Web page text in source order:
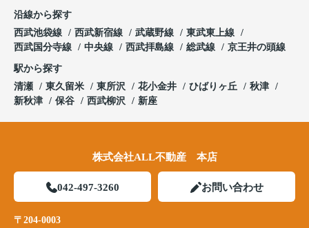
沿線から探す
西武池袋線
西武新宿線 武蔵野線
東武東上線
西武国分寺線
中央線 西武拝島線 総武線 京王井の頭線
駅から探す
清瀬
東久留米 東所沢 花小金井 ひばりヶ丘
秋津
新秋津
保谷 西武柳沢 新座
株式会社ALL不動産 本店
042-497-3260 お問い合わせ
〒204-0003